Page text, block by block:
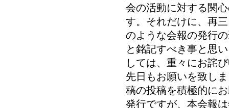
会の活動に対する関
す。それだけに、再
のような会報の発行
と銘記すべき事と思
しては、重々にお詫
先日もお願いを致し
稿の投稿を積極的に
発行ですが、本会報